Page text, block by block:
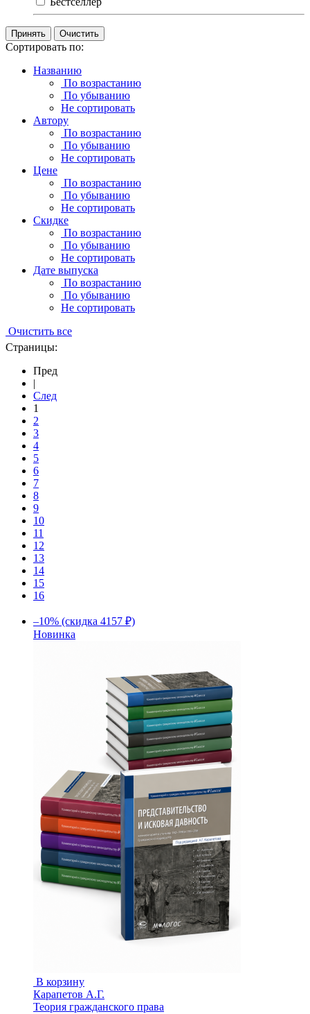
Очистить
Сортировать по:
Названию
По возрастанию
По убыванию
Не сортировать
Автору
По возрастанию
По убыванию
Не сортировать
Цене
По возрастанию
По убыванию
Не сортировать
Скидке
По возрастанию
По убыванию
Не сортировать
Дате выпуска
По возрастанию
По убыванию
Не сортировать
Очистить все
Страницы:
Пред
|
След
1
2
3
4
5
6
7
8
9
10
11
12
13
14
15
16
–10% (скидка 4157 ₽)
Новинка
В корзину
Карапетов А.Г.
Теория гражданского права